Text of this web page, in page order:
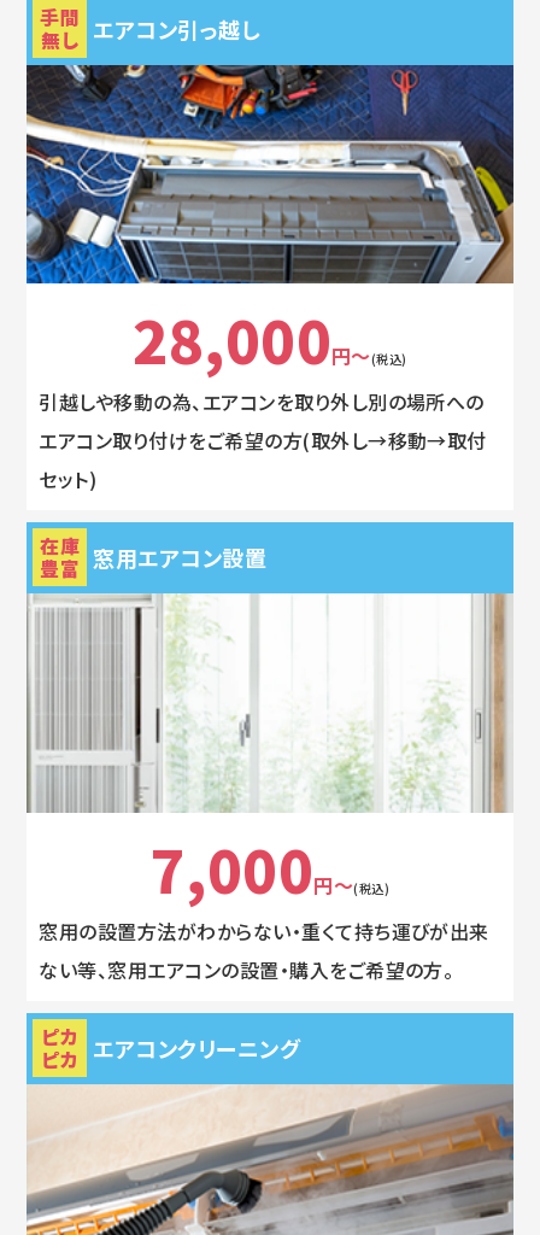
手間
無し エアコン引っ越し
28,000円～(税込)
引越しや移動の為、エアコンを取り外し別の場所への
エアコン取り付けをご希望の方(取外し→移動→取付
セット)
在庫
豊富 窓用エアコン設置
7,000円～(税込)
窓用の設置方法がわからない・重くて持ち運びが出来
ない等、窓用エアコンの設置・購入をご希望の方。
ピカ
ピカ エアコンクリーニング